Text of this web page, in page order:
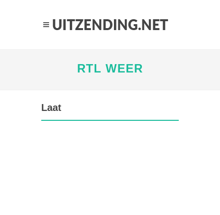
RTL WEER
Laat